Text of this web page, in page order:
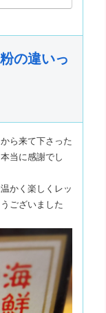
の違いっ
ら来て下さった
当に感謝でし
かく楽しくレッ
ございました